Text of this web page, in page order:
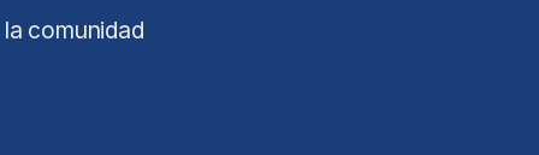
comunidad